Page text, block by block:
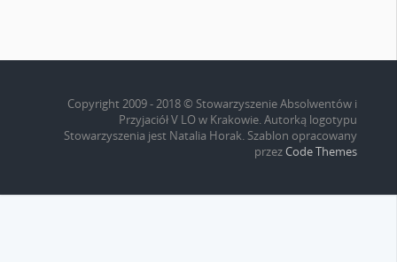
Copyright 2009 - 2018 © Stowarzyszenie Absolwentów i
Przyjaciół V LO w Krakowie. Autorką logotypu
Stowarzyszenia jest Natalia Horak. Szablon opracowany
przezCode Themes